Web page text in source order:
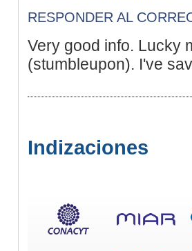
RESPONDER AL
Very good info. Lucky
(stumbleupon). I've
Indizaciones